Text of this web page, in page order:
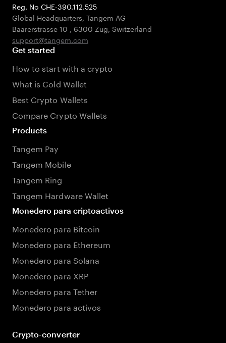
Reg. No CHE-390.112.525
Global Headquarters, Tangem AG
Baarerstrasse 10 , 6300 Zug, Switzerland
support@tangem.com
Get started
How to start with a crypto
What is Cold Wallet
Best Crypto Wallets
Compare Crypto Wallets
Products
Tangem Pay
Tangem Mobile
Tangem Ring
Tangem Hardware Wallet
Monedero para criptoactivos
Monedero para Bitcoin
Monedero para Ethereum
Monedero para Solana
Monedero para XRP
Monedero para Tether
Monedero para activos
Crypto-converter